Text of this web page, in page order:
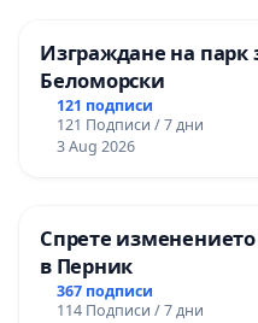
Изграждане на парк
Беломорски
121 подписи
121 Подписи / 7 дни
3 Aug 2026
Спрете
в Перник
367 подписи
114 Подписи / 7 дни